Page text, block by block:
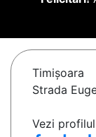
Timişoara
Strada
Vezi